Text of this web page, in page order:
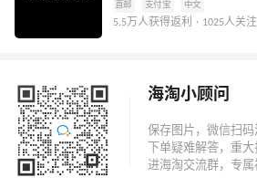
直邮 支付宝 中文
5.5万人获得返利 · 1025人关注
海淘小顾问